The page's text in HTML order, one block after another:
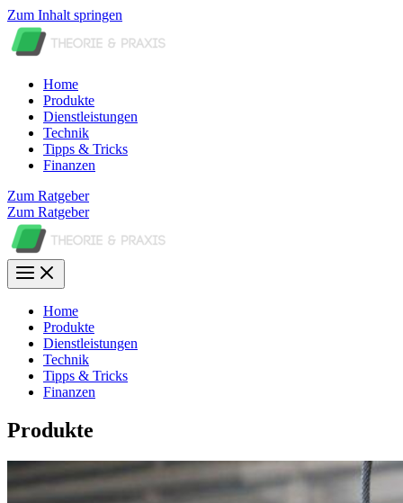
Zum Inhalt springen
Home
Produkte
Dienstleistungen
Technik
Tipps & Tricks
Finanzen
Zum Ratgeber
Zum Ratgeber
Home
Produkte
Dienstleistungen
Technik
Tipps & Tricks
Finanzen
Produkte